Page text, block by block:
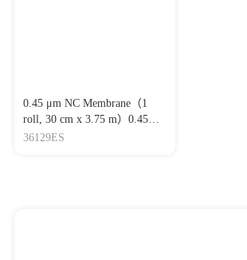
0.45 μm NC Membrane（1
roll, 30 cm x 3.75 m）0.45
μm NC 膜（1 卷, 30 cm x
36129ES